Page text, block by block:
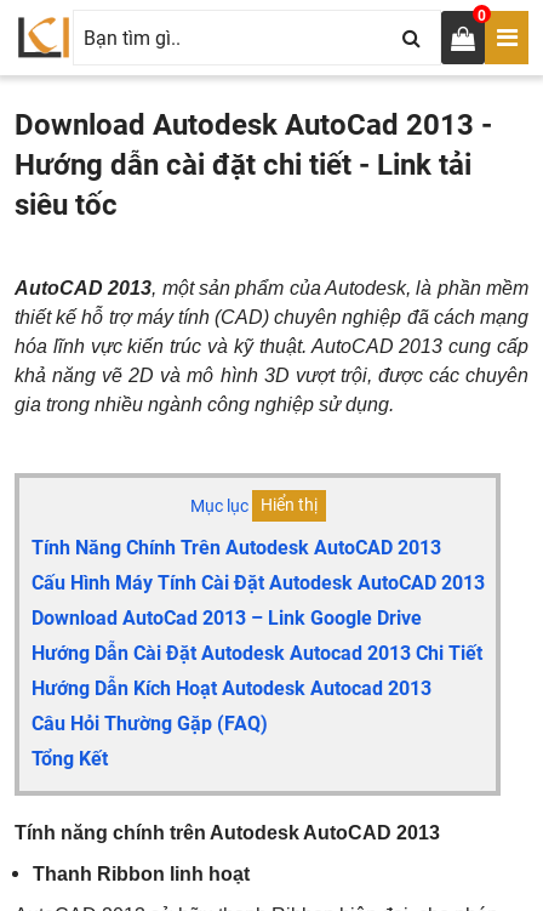
0
Download Autodesk AutoCad 2013 -
Hướng dẫn cài đặt chi tiết - Link tải
siêu tốc
AutoCAD 2013, một sản phẩm của Autodesk, là phần mềm
thiết kế hỗ trợ máy tính (CAD) chuyên nghiệp đã cách mạng
hóa lĩnh vực kiến trúc và kỹ thuật. AutoCAD 2013 cung cấp
khả năng vẽ 2D và mô hình 3D vượt trội, được các chuyên
gia trong nhiều ngành công nghiệp sử dụng.
Mục lục Hiển thị
Tính Năng Chính Trên Autodesk AutoCAD 2013
Cấu Hình Máy Tính Cài Đặt Autodesk AutoCAD 2013
Download AutoCad 2013 – Link Google Drive
Hướng Dẫn Cài Đặt Autodesk Autocad 2013 Chi Tiết
Hướng Dẫn Kích Hoạt Autodesk Autocad 2013
Câu Hỏi Thường Gặp (FAQ)
Tổng Kết
Tính năng chính trên Autodesk AutoCAD 2013
Thanh Ribbon linh hoạt